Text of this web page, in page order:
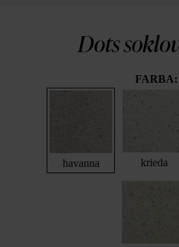
Dots
FARBA:
havanna krieda